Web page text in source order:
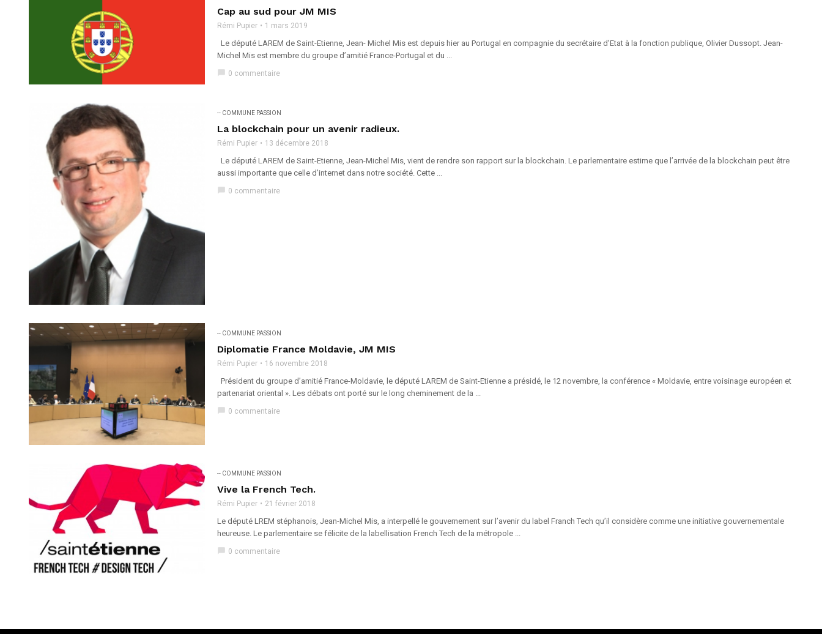
Cap au sud pour JM MIS
Rémi Pupier 1 mars 2019
Le député LAREM de Saint-Etienne, Jean- Michel Mis est depuis hier au Portugal en compagnie du secrétaire d’Etat à la fonction publique, Olivier Dussopt. Jean-
Michel Mis est membre du groupe d’amitié France-Portugal et du ...
chat_bubble 0 commentaire
-- COMMUNE PASSION
La blockchain pour un avenir radieux.
Rémi Pupier 13 décembre 2018
Le député LAREM de Saint-Etienne, Jean-Michel Mis, vient de rendre son rapport sur la blockchain. Le parlementaire estime que l’arrivée de la blockchain peut être
aussi importante que celle d’internet dans notre société. Cette ...
chat_bubble 0 commentaire
-- COMMUNE PASSION
Diplomatie France Moldavie, JM MIS
Rémi Pupier 16 novembre 2018
Président du groupe d’amitié France-Moldavie, le député LAREM de Saint-Etienne a présidé, le 12 novembre, la conférence « Moldavie, entre voisinage européen et
partenariat oriental ». Les débats ont porté sur le long cheminement de la ...
0 commentaire
-- COMMUNE PASSION
Vive la French Tech.
Rémi Pupier 21 février 2018
Le député LREM stéphanois, Jean-Michel Mis, a interpellé le gouvernement sur l’avenir du label Franch Tech qu’il considère comme une initiative gouvernementale
heureuse. Le parlementaire se félicite de la labellisation French Tech de la métropole ...
chat_bubble 0 commentaire